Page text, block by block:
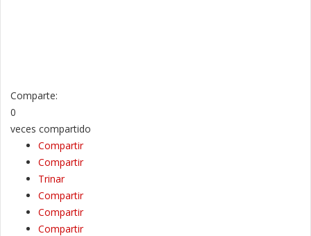
Comparte:
0
veces compartido
Compartir
Compartir
Trinar
Compartir
Compartir
Compartir